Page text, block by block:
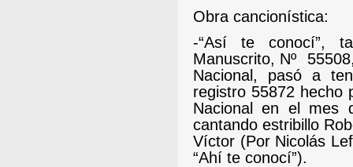
Obra cancionística:
-“Así te conocí”,
Manuscrito, Nº
Nacional, pasó a
registro 55872 hecho
Nacional en el mes
cantando estribillo
Víctor (Por Nicolás
“Ahí te conocí”).